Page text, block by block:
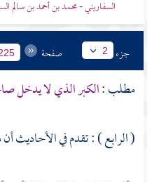
السفاريني - محمد بن أحمد بن سالم
جزء 2 صفحة
مطلب :الكبر الذي لا يدخل
( الرابع ) : تقدم في الأحاديث